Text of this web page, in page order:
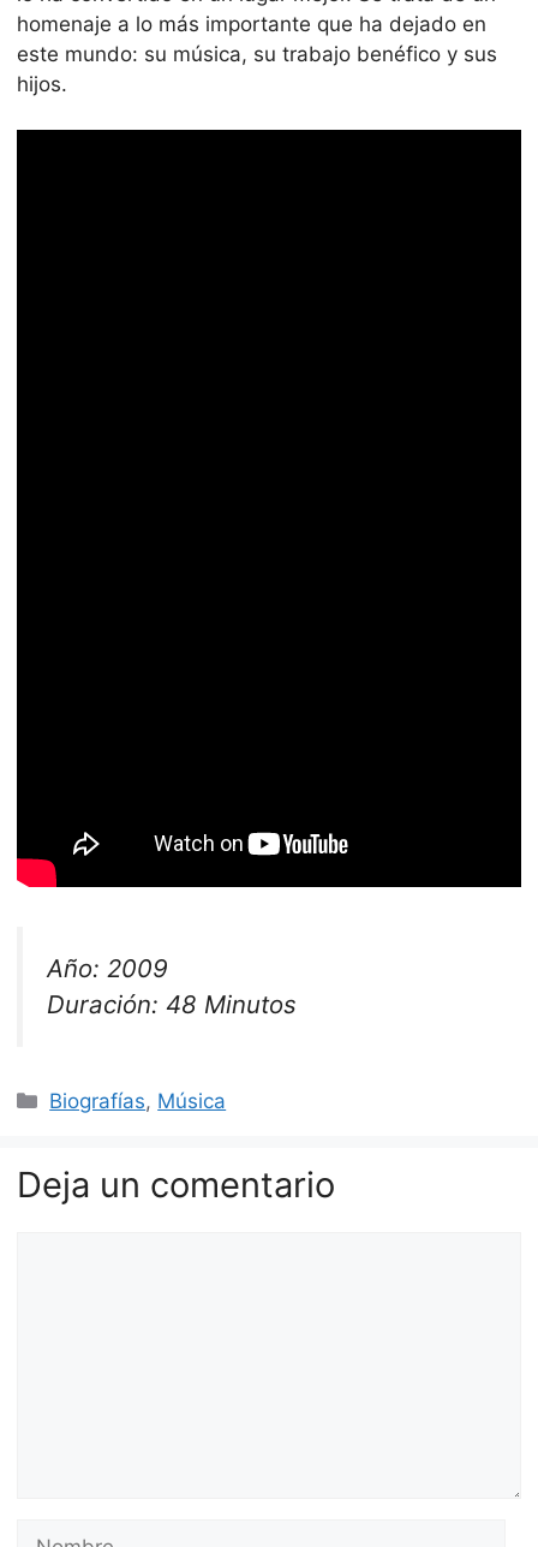
homenaje a lo más importante que ha dejado en
este mundo: su música, su trabajo benéfico y sus
hijos.
Año: 2009
Duración: 48 Minutos
Categorías
Biografías, Música
Deja un comentario
Nombre